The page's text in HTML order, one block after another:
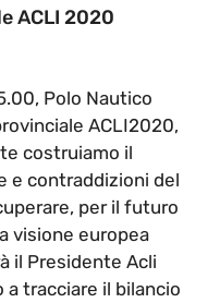
ACLI 2020
Polo Nautico
ACLI2020,
costruiamo il
e contraddizioni del
per il futuro
visione europea
il Presidente Acli
a tracciare il bilancio